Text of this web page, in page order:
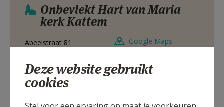
HULP
MIJN PAROCHIE
AANMELDEN OF REGISTREREN
Onbevlekt Hart van Maria
kerk Kattem
Abeelstraat 81
Google Maps
Abeelstraat 81, 1760 Roosdaal - Kattem
Deze website gebruikt
cookies